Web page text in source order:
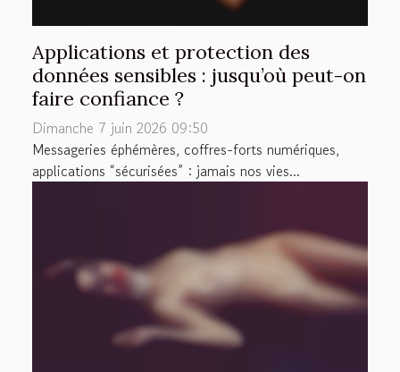
Applications et protection des
données sensibles : jusqu’où peut-on
faire confiance ?
Dimanche 7 juin 2026 09:50
Messageries éphémères, coffres-forts numériques,
applications “sécurisées” : jamais nos vies...